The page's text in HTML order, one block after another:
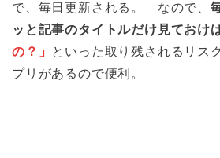
で、毎日更新される。 なので、
ッと記事のタイトルだけ見ておけ
の？」 といった取り残されるリス
プリがあるので便利。